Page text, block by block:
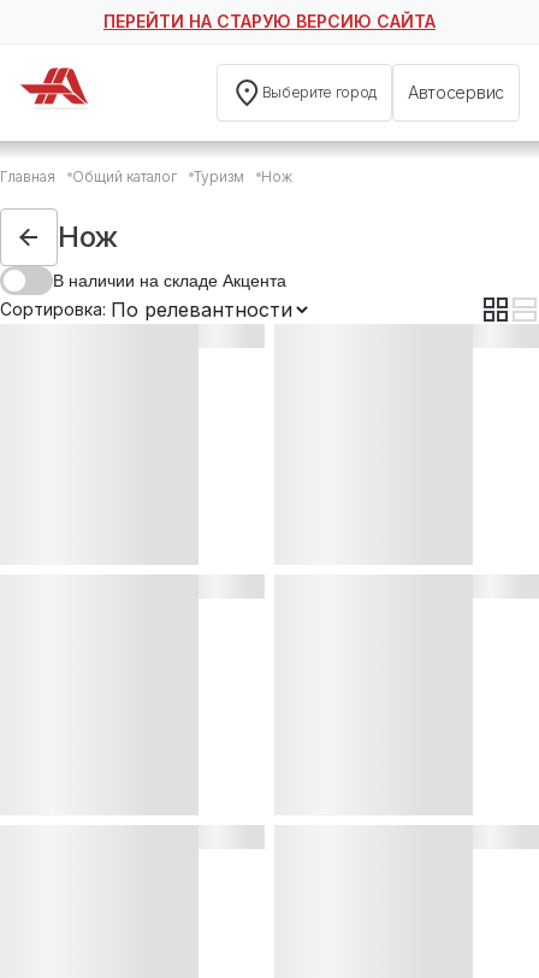
ПЕРЕЙТИ НА СТАРУЮ ВЕРСИЮ САЙТА
Выберите город Автосервис
Нож
Нож многофункциональный
Главная Общий каталог Туризм Нож
Нож
В наличии на складе Акцента
Сортировка: